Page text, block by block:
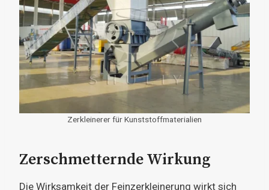
Zerkleinerer für Kunststoffmaterialien
Zerschmetternde Wirkung
Die Wirksamkeit der Feinzerkleinerung wirkt sich